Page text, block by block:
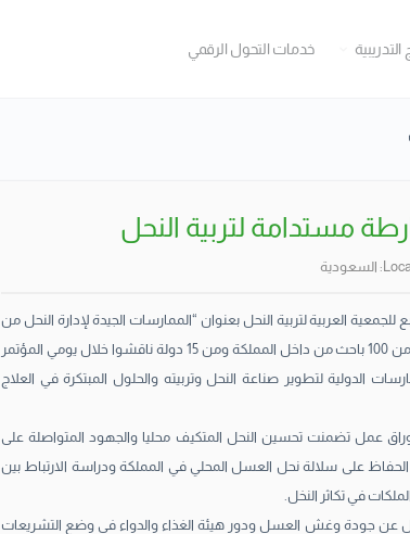
التدريبية خدمات التحول الرقمي
السعودية
للجمعية العربية لتربية النحل بعنوان “الممارسات الجيدة لإدارة النحل من
أجل تربية نحل مستدامة” ،بمشاركة أكثر من 100 باحث من داخل المملكة ومن 15 دولة ناقشوا خلال يومي المؤتمر
الدولية لتطوير صناعة النحل وتربيته والحلول المبتكرة في العلاج
عمل تضمنت تحسين النحل المتكيف محليا والجهود المتواصلة على
الحفاظ على سلالة نحل العسل المحلي في المملكة ودراسة الارتباط بين
في تكاثر النخل.
عن جودة وغش العسل ودور هيئة الغذاء والدواء في وضع التشريعات